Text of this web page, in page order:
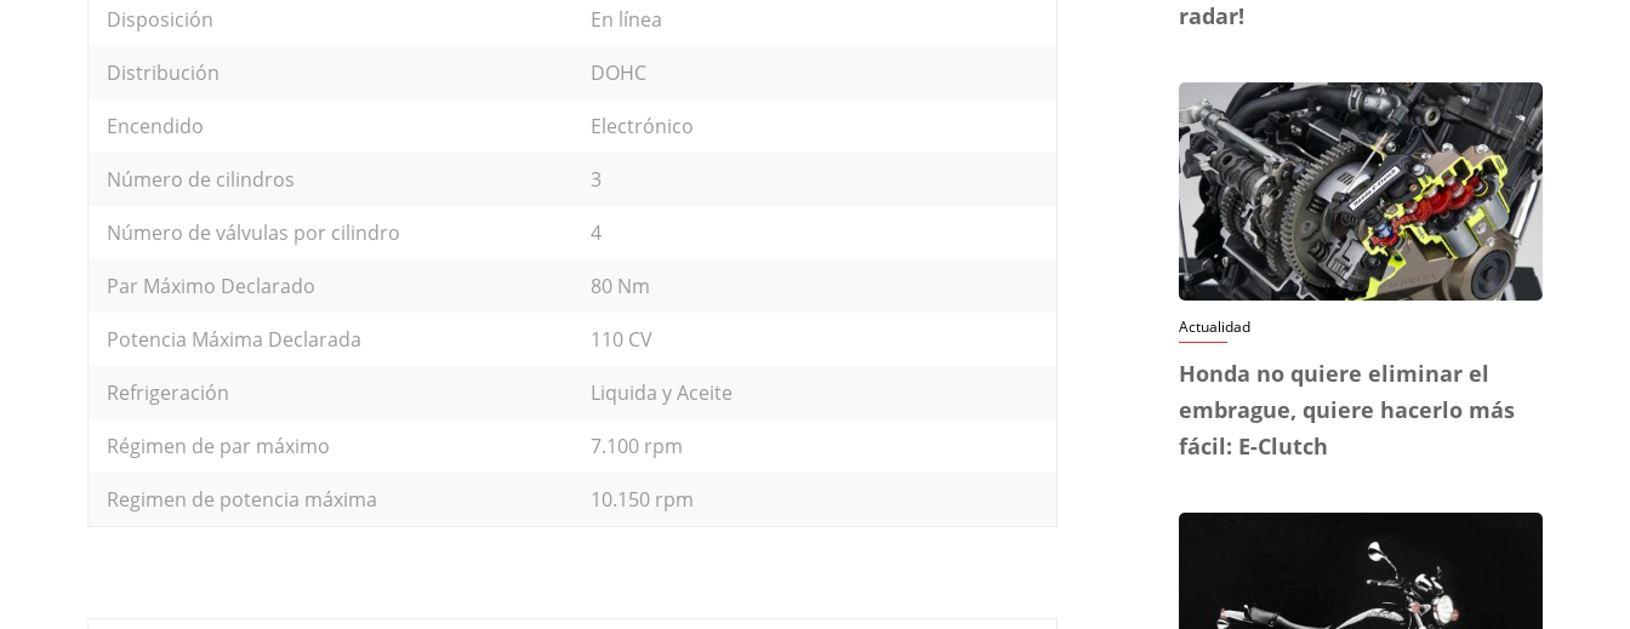
Disposición
En línea
Distribución
DOHC
Encendido
Electrónico
Número de cilindros
3
Número de válvulas por cilindro
4
Par Máximo Declarado
80 Nm
Potencia Máxima Declarada
110 CV
Refrigeración
Liquida y Aceite
Régimen de par máximo
7.100 rpm
Regimen de potencia máxima
10.150 rpm
radar!
Actualidad
Honda no quiere eliminar el
embrague, quiere hacerlo más
fácil: E-Clutch